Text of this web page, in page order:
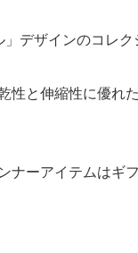
デザインのコレ
性と伸縮性に優れ
ナーアイテムはギ